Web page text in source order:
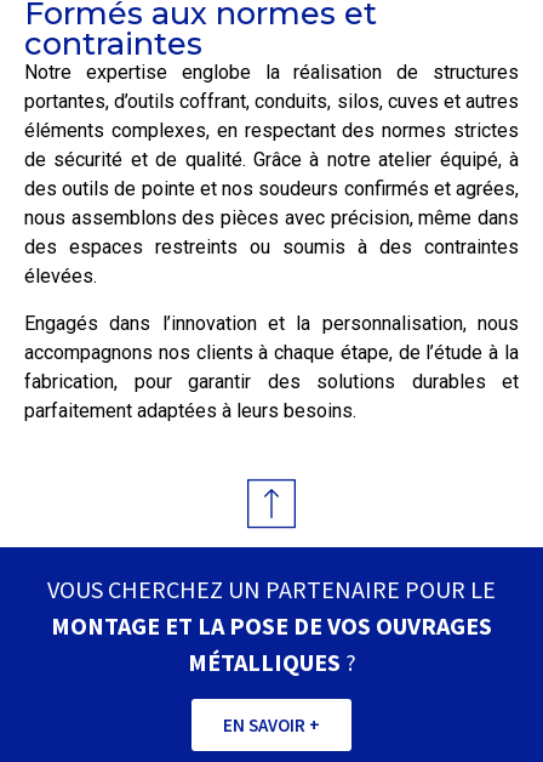
Formés aux normes et
contraintes
Notre expertise englobe la réalisation de structures
portantes, d’outils coffrant, conduits, silos, cuves et autres
éléments complexes, en respectant des normes strictes
de sécurité et de qualité. Grâce à notre atelier équipé, à
des outils de pointe et nos soudeurs confirmés et agrées,
nous assemblons des pièces avec précision, même dans
des espaces restreints ou soumis à des contraintes
élevées.
Engagés dans l’innovation et la personnalisation, nous
accompagnons nos clients à chaque étape, de l’étude à la
fabrication, pour garantir des solutions durables et
parfaitement adaptées à leurs besoins.
VOUS CHERCHEZ UN PARTENAIRE POUR LE
MONTAGE ET LA POSE DE VOS OUVRAGES
MÉTALLIQUES ?
EN SAVOIR +